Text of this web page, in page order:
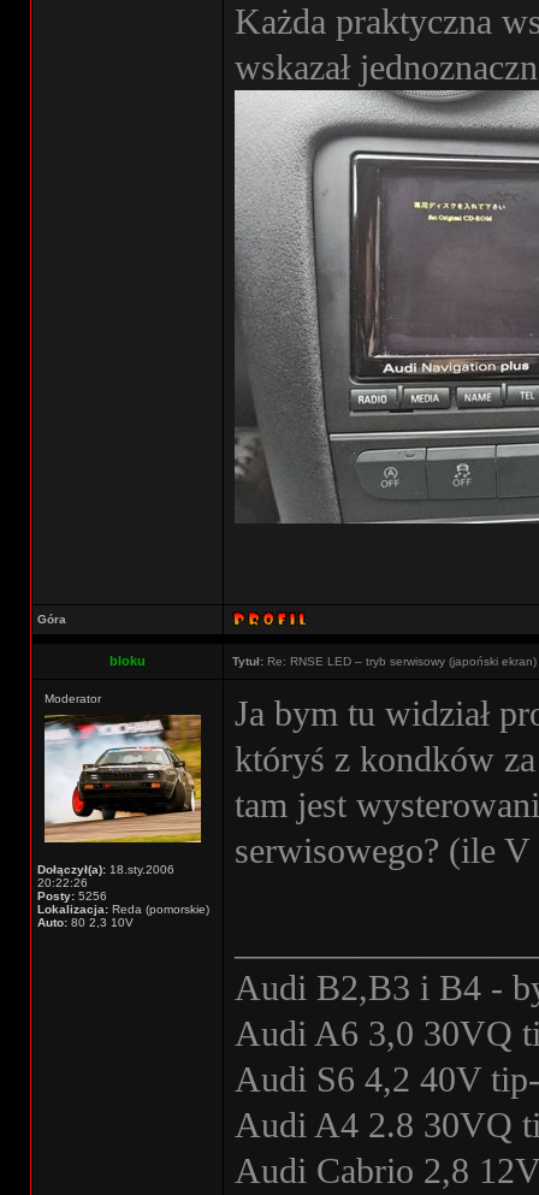
Każda praktyczna
wskazał
Góra
bloku Tytuł: Re: RNSE LED – tryb serwisowy (japoński
Moderator
Dołączył(a): 18.sty.2006
20:22:26
Posty: 5256
Lokalizacja: Reda (pomorskie)
Auto: 80 2,3 10V
Ja bym tu widział
któryś z kondków
tam jest
serwisowego? (ile
Audi B2,B3 i B4 -
Audi A6 3,0 30VQ
Audi S6 4,2 40V
Audi A4 2.8 30VQ
Audi Cabrio 2,8